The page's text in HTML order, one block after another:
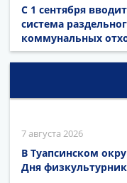
С 1 сентября
система
коммунальных
7 августа 2026
В Туапсинском
Дня